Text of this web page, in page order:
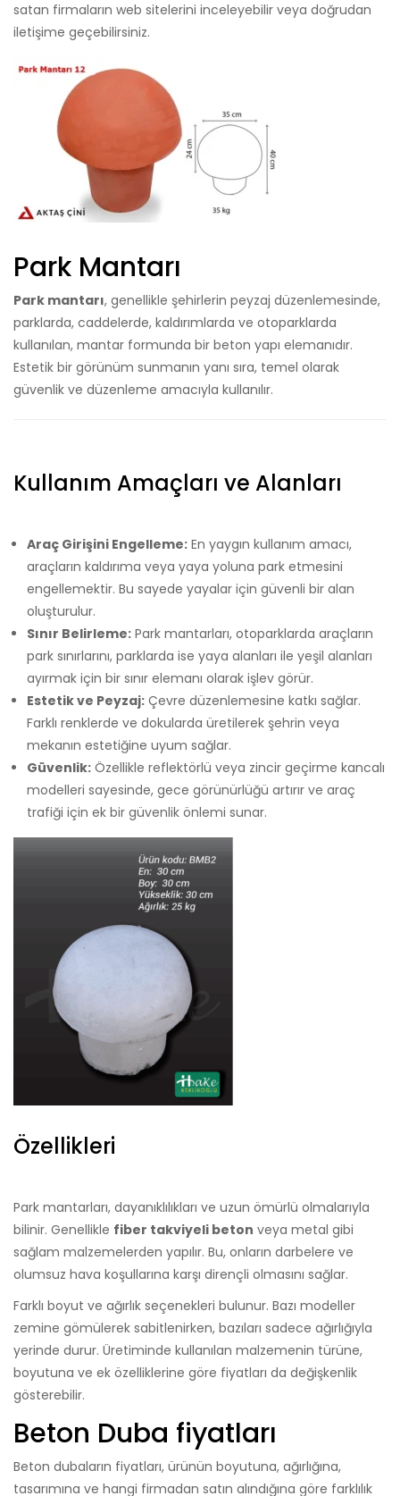
satan firmaların web sitelerini inceleyebilir veya doğrudan
iletişime geçebilirsiniz.
Park Mantarı
Park mantarı, genellikle şehirlerin peyzaj düzenlemesinde,
parklarda, caddelerde, kaldırımlarda ve otoparklarda
kullanılan, mantar formunda bir beton yapı elemanıdır.
Estetik bir görünüm sunmanın yanı sıra, temel olarak
güvenlik ve düzenleme amacıyla kullanılır.
Kullanım Amaçları ve Alanları
Araç Girişini Engelleme: En yaygın kullanım amacı,
araçların kaldırıma veya yaya yoluna park etmesini
engellemektir. Bu sayede yayalar için güvenli bir alan
oluşturulur.
Sınır Belirleme: Park mantarları, otoparklarda araçların
park sınırlarını, parklarda ise yaya alanları ile yeşil alanları
ayırmak için bir sınır elemanı olarak işlev görür.
Estetik ve Peyzaj: Çevre düzenlemesine katkı sağlar.
Farklı renklerde ve dokularda üretilerek şehrin veya
mekanın estetiğine uyum sağlar.
Güvenlik: Özellikle reflektörlü veya zincir geçirme kancalı
modelleri sayesinde, gece görünürlüğü artırır ve araç
trafiği için ek bir güvenlik önlemi sunar.
Özellikleri
Park mantarları, dayanıklılıkları ve uzun ömürlü olmalarıyla
bilinir. Genellikle fiber takviyeli beton veya metal gibi
sağlam malzemelerden yapılır. Bu, onların darbelere ve
olumsuz hava koşullarına karşı dirençli olmasını sağlar.
Farklı boyut ve ağırlık seçenekleri bulunur. Bazı modeller
zemine gömülerek sabitlenirken, bazıları sadece ağırlığıyla
yerinde durur. Üretiminde kullanılan malzemenin türüne,
boyutuna ve ek özelliklerine göre fiyatları da değişkenlik
gösterebilir.
Beton Duba fiyatları
Beton dubaların fiyatları, ürünün boyutuna, ağırlığına,
tasarımına ve hangi firmadan satın alındığına göre farklılık